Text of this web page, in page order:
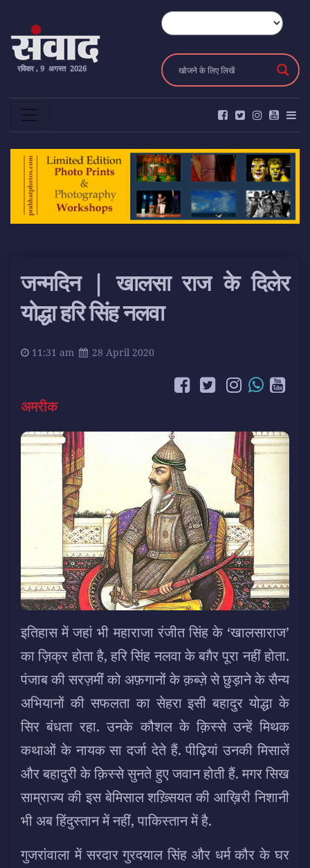
रविवार , 9 अगस्त 2026
जन्मदिन | खालसा राज के दिलेर
योद्धा हरि सिंह नलवा
11:31 am 28 April 2020
अमरीक
इतिहास में जहां भी महाराजा रंजीत सिंह के ‘खालसाराज’
का ज़िक्र होता है, हरि सिंह नलवा के बग़ैर पूरा नहीं होता.
पंजाब की सरज़मीं को अफ़गानों के क़ब्ज़े से छुड़ाने के सैन्य
अभियानों की सफलता का सेहरा इसी बहादुर योद्धा के
सिर बंधता रहा. उनके कौशल के क़िस्से उन्हें मिथक
कथाओं के नायक सा दर्जा देते हैं. पीढ़ियां उनकी मिसालें
और बहादुरी के क़िस्से सुनते हुए जवान होती हैं. मगर सिख
साम्राज्य की इस बेमिसाल शख़्सियत की आख़िरी निशानी
भी अब हिंदुस्तान में नहीं, पाकिस्तान में है.
गुजरांवाला में सरदार गुरदयाल सिंह और धर्म कौर के घर